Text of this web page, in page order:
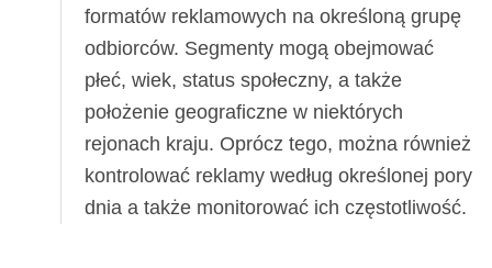
formatów reklamowych na określoną grupę
odbiorców. Segmenty mogą obejmować
płeć, wiek, status społeczny, a także
położenie geograficzne w niektórych
rejonach kraju. Oprócz tego, można również
kontrolować reklamy według określonej pory
dnia a także monitorować ich częstotliwość.